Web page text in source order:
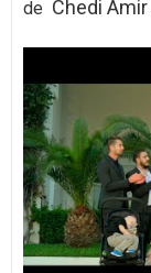
de Chedi Amir